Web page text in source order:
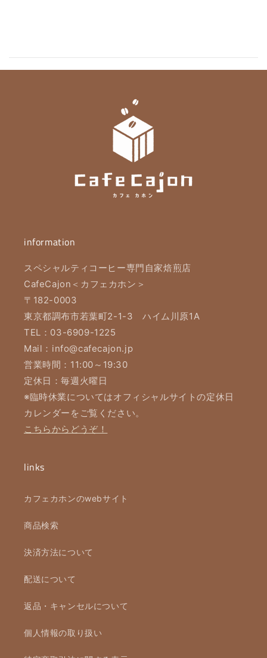
information
スペシャルティコーヒー専門自家焙煎店
CafeCajon＜カフェカホン＞
〒182-0003
東京都調布市若葉町2-1-3 ハイム川原1A
TEL：03-6909-1225
Mail：info@cafecajon.jp
営業時間：11:00～19:30
定休日：毎週火曜日
※臨時休業についてはオフィシャルサイトの定休日
カレンダーをご覧ください。
こちらからどうぞ！
links
カフェカホンのwebサイト
商品検索
決済方法について
配送について
返品・キャンセルについて
個人情報の取り扱い